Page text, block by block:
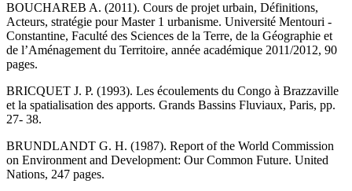
BOUCHAREB A. (2011). Cours de projet urbain, Définitions,
Acteurs, stratégie pour Master 1 urbanisme. Université Mentouri -
Constantine, Faculté des Sciences de la Terre, de la Géographie et
de l’Aménagement du Territoire, année académique 2011/2012, 90
pages.
BRICQUET J. P. (1993). Les écoulements du Congo à Brazzaville
et la spatialisation des apports. Grands Bassins Fluviaux, Paris, pp.
27- 38.
BRUNDLANDT G. H. (1987). Report of the World Commission
on Environment and Development: Our Common Future. United
Nations, 247 pages.